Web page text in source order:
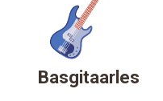
Basgitaarles